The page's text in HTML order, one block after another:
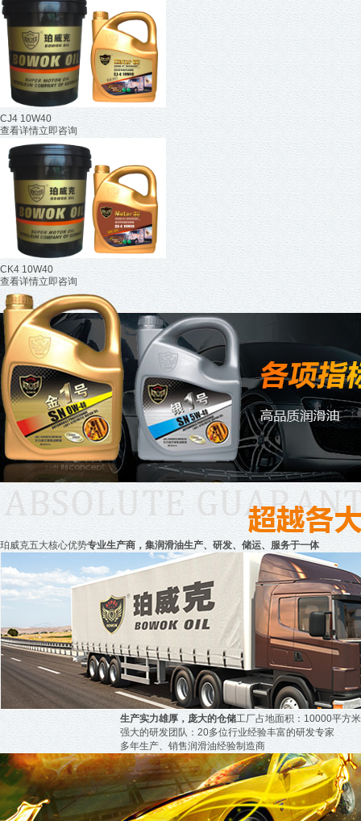
CJ4 10W40
查看详情立即咨询
CK4 10W40
查看详情立即咨询
珀威克五大核心优势专业生产商，集润滑油生产、研发、储运、服务于一体
生产实力雄厚，庞大的仓储工厂占地面积：10000平方米
强大的研发团队：20多位行业经验丰富的研发专家
多年生产、销售润滑油经验制造商